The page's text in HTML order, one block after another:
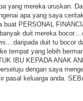
yang mereka uruskan.
apa yang saya
buat PERSONAL
duit mereka
duit tu bocor
tempat yang lebih
IBU KEPADA ANAK
dengan saya
pasal keluarga anda.